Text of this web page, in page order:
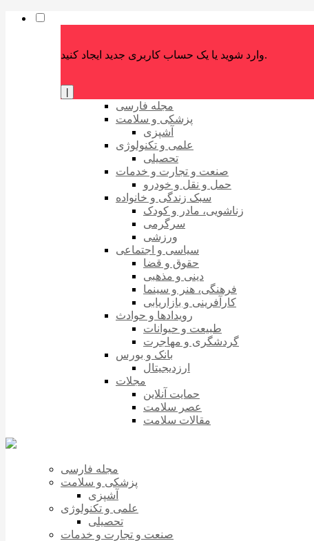
وارد شوید یا یک حساب کاربری جدید ایجاد کنید.
مجله فارسی
پزشکی و سلامت
آشپزی
علمی و تکنولوژی
تحصیلی
صنعت و تجارت و خدمات
حمل و نقل و خودرو
سبک زندگی و خانواده
زناشویی، مادر و کودک
سرگرمی
ورزشی
سیاسی و اجتماعی
حقوق و قضا
دینی و مذهبی
فرهنگی، هنر و سینما
کارآفرینی و بازاریابی
رویدادها و حوادث
طبیعت و حیوانات
گردشگری و مهاجرت
بانک و بورس
ارزدیجیتال
مجلات
حمایت آنلاین
عصر سلامت
مقالات سلامت
مجله فارسی
پزشکی و سلامت
آشپزی
علمی و تکنولوژی
تحصیلی
صنعت و تجارت و خدمات